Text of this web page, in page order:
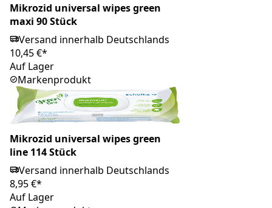
Mikrozid universal wipes green
maxi 90 Stück
Versand innerhalb Deutschlands
10,45 €*
Auf Lager
Markenprodukt
Mikrozid universal wipes green
line 114 Stück
Versand innerhalb Deutschlands
8,95 €*
Auf Lager